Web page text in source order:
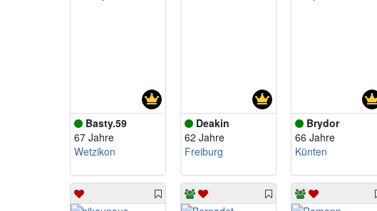
Basty.59
67 Jahre
Wetzikon
Deakin
62 Jahre
Freiburg
Brydor
66 Jahre
Künten